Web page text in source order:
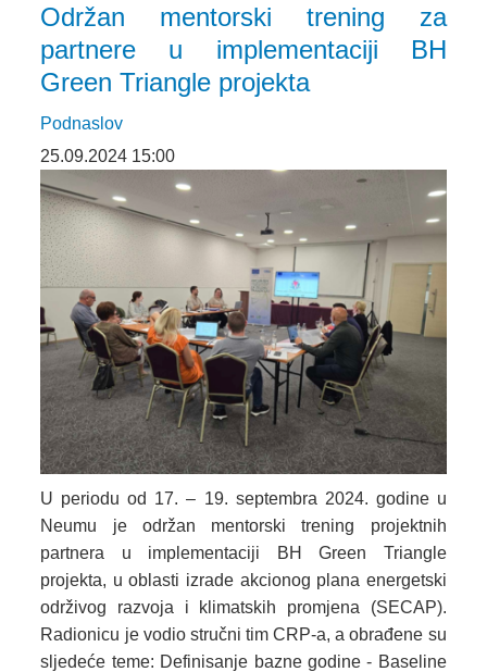
Održan mentorski trening za
partnere u implementaciji BH
Green Triangle projekta
Podnaslov
25.09.2024 15:00
U periodu od 17. – 19. septembra 2024. godine u
Neumu je održan mentorski trening projektnih
partnera u implementaciji BH Green Triangle
projekta, u oblasti izrade akcionog plana energetski
održivog razvoja i klimatskih promjena (SECAP).
Radionicu je vodio stručni tim CRP-a, a obrađene su
sljedeće teme: Definisanje bazne godine - Baseline